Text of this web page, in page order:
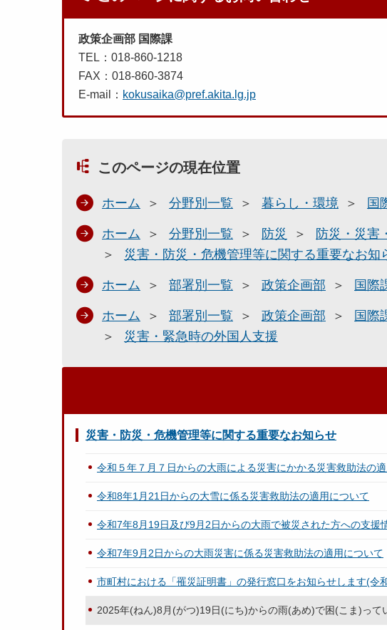
政策企画部 国際課
TEL：018-860-1218
FAX：018-860-3874
E-mail： kokusaika@pref.akita.lg.jp
このページの現在位置
ホーム 分野別一覧 暮らし・環境 国
ホーム 分野別一覧 防災
防災・災害
災害・防災・危機管理等に関する重要なお知
ホーム 部署別一覧 政策企画部 国際
ホーム 部署別一覧 政策企画部 国際
災害・緊急時の外国人支援
災害・防災・危機管理等に関する重要なお知らせ
令和５年７月７日からの大雨による災害にかかる災害救助法の
令和8年1月21日からの大雪に係る災害救助法の適用について
令和7年8月19日及び9月2日からの大雨で被災された方への支援
令和7年9月2日からの大雨災害に係る災害救助法の適用について
市町村における「罹災証明書」の発行窓口をお知らせします(令
2025年(ねん)8月(がつ)19日(にち)からの雨(あめ)で困(こま)って